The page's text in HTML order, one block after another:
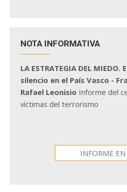
NOTA INFORMATIVA
LA ESTRATEGIA DEL
silencio en el País Vasco -
Rafael Leonisio Informe del
víctimas del terrorismo
INFORME EN